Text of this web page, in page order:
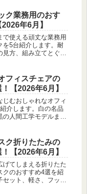
ク業務用のおす
年6月】
で使える頑丈な業務用
を5台紹介します。耐
方、組み立てとぐら
フィスチェアの
【2026年6月】
じむおしゃれなオフィ
介します。白の名品
の人間工学モデルま
ク折りたたみの
【2026年6月】
げてしまえる折りたた
クのおすすめ4選を紹
セット、軽さ、フック